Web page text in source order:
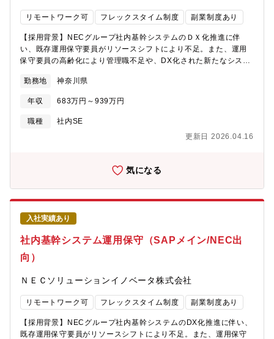
流通、医薬・ライフサイエンス等、各業界に精通したエンジニア
＜チームの強み・魅力＞■企業戦略とテクノロジーの結び付きが深
重要になってきています。そのような目的を実現する EY のテク
ノロジーコンサルティング・プロジェクトに参画しながら、お客
様の変革を推進する、やりがいのある仕事です。■EY のグローバ
ルネットワークが保有する最先端のソフトウェア、ツール、方法
業することで、ノウハウ・知見を吸収でき、自己の成長を効果的
部門との協力体制、様々な業界知識、付加価値の高い開発に取り
組めます。新規立ち上げのため、組織の成長とメンバーの成長が
リモートワーク可 フレックスタイム制度 副業制度あり
【採用背景】NECグループ社内基幹システムのＤＸ化推進に伴
い、既存運用保守要員がリソースシフトにより不足。また、運用
保守要員の高齢化により管理職不足や、DX化された新たなシステ
ットフォームレイヤ管理者パブリッククラウド、オンプレに実装
されているＮＥＣグループ基幹システムのプラットフォームレイ
ヤの運用保守を統制管理する。運用プロセスとしては、ITILをベー
ス。プラットフォームとしては、AWS、Azure、オンプレ、物理
SQLServer、Oracle、cluster、AD、等々を利用。大規模システ
ルを活用したいなど大歓迎です。【想定プロジェクト】業務の主
軸は、NECグループ社内基幹システムの運用保守業務を管理者と
して、部下、パートナーを活用して管理する。現時点の体制規模
は、社員50名、協力会社100名程である。同部門では、社内シス
テムのDX化への参画支援も行っており、段階的に立ち上がるDX
化された社内基幹システムの運用保守も担う組織である。【配属
予定部署】NECソリューションイノベータ グループDX推進室へ
入社後、日本電気（NEC）へ出向となります。出向先部署名：
NEC 運用DX統括センター デジタル基盤運用グループ【配属事
グループになります。中規模から大規模まで様々なシステムのイ
ンフラ部分を維持・管理・変革させるのが役割です。また、これ
らシステムのモダナイゼーションなど上流工程への参画も可能で
規模は、社員22名、協力会社100名程となります。【プロジェク
勤務地 神奈川県
年収 683万円～939万円
職種
社内SE
更新日 2026.04.16
気になる
入社実績あり
社内基幹システム運用保守（SAPメイン/NEC出
向）
ＮＥＣソリューションイノベータ株式会社
リモートワーク可 フレックスタイム制度 副業制度あり
【採用背景】NECグループ社内基幹システムのDX化推進に伴い、
既存運用保守要員がリソースシフトにより不足。また、運用保守